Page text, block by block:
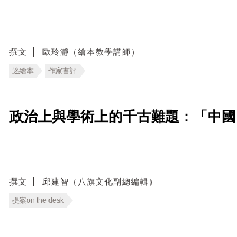
撰文 歐玲瀞（繪本教學講師）
迷繪本 作家書評
政治上與學術上的千古難題：「中
撰文 邱建智（八旗文化副總編輯）
提案on the desk